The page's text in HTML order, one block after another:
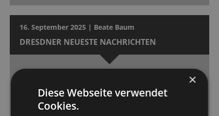
16. September 2025 | Beate Baum
DRESDNER NEUESTE NACHRICHTEN
Die „Kinostar“-Inszenierung der Staatsoperette
Dresden feierte Premiere.
×
Diese Webseite verwendet
Cookies.